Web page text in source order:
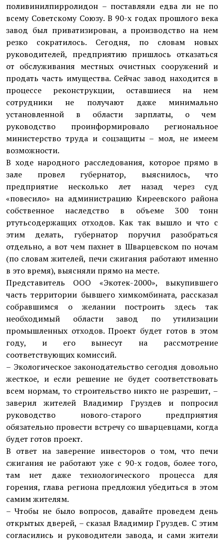
поливинилпирролидон – поставляли едва ли не по
всему Советскому Союзу. В 90-х годах прошлого века
завод был приватизирован, а производство на нем
резко сократилось. Сегодня, по словам новых
руководителей, предприятию пришлось отказаться
от обслуживания местных очистных сооружений и
продать часть имущества. Сейчас завод находится в
процессе реконструкции, оставшиеся на нем
сотрудники не получают даже минимально
установленной в области зарплаты, о чем
руководство проинформировало региональное
министерство труда и соцзащиты – мол, не имеем
возможности.
В ходе народного расследования, которое прямо в
зале провел губернатор, выяснилось, что
предприятие несколько лет назад через суд
«повесило» на администрацию Киреевского района
собственное наследство в объеме 300 тонн
ртутьсодержащих отходов. Как так вышло и что с
этим делать, губернатор поручил разобраться
отдельно, а вот чем пахнет в Шварцевском по ночам
(по словам жителей, печи сжигания работают именно
в это время), выясняли прямо на месте.
Представитель ООО «Экотек-2000», выкупившего
часть территории бывшего химкомбината, рассказал
собравшимся о желании построить здесь так
необходимый области завод по утилизации
промышленных отходов. Проект будет готов в этом
году, и его вынесут на рассмотрение
соответствующих комиссий.
– Экологическое законодательство сегодня довольно
жесткое, и если решение не будет соответствовать
всем нормам, то строительство никто не разрешит, –
заверил жителей Владимир Груздев и попросил
руководство нового-старого предприятия
обязательно провести встречу со шварцевцами, когда
будет готов проект.
В ответ на заверение инвесторов о том, что печи
сжигания не работают уже с 90-х годов, более того,
там нет даже технологического процесса для
горения, глава региона предложил убедиться в этом
самим жителям.
– Чтобы не было вопросов, давайте проведем день
открытых дверей, – сказал Владимир Груздев. С этим
согласились и руководители завода, и сами жители